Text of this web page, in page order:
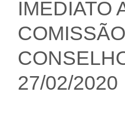
IMEDIATO
27/02/2020